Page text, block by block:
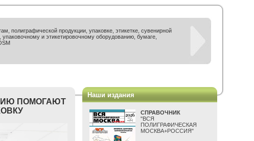
полиграфической продукции, упаковке, этикетке, сувенирной
и этикетировочному оборудованию, бумаге,
ПОМОГАЮТ
Наши издания
СПРАВОЧНИК
"ВСЯ
ПОЛИГРАФИЧЕСКАЯ
МОСКВА+РОССИЯ"